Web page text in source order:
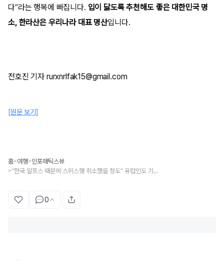
다”라는 행복에 빠집니다. 입이 닳도록 추천해도 좋은 대한민국 명
소, 한라산은 우리나라 대표 명산입니다.
전호진 기자 rurxnrlfak15@gmail.com
[원문 보기]
홈>여행>인포매틱스뷰
> “한국 알프스 때문에 스위스행 취소했을 정도” 유럽인도 기절초풍할 대한민국 명소 5
0